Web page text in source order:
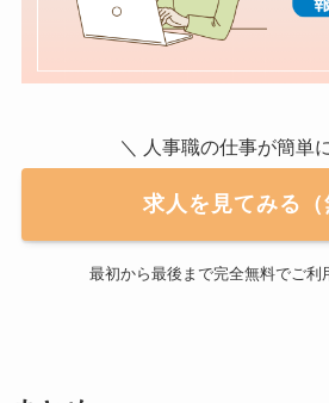
＼ 人事職の仕事が簡単
求人を見てみる（
最初から最後まで完全無料でご利